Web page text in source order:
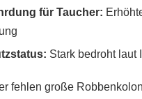
für Taucher:
Stark bedroht laut
fehlen große